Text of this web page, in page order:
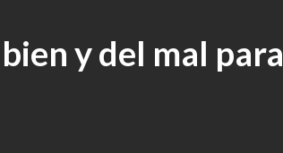
y del mal para